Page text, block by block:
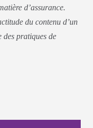
d’assurance.
du contenu d’un
des pratiques de